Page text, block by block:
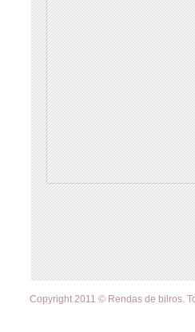
Copyright 2011 © Rendas de bilros.